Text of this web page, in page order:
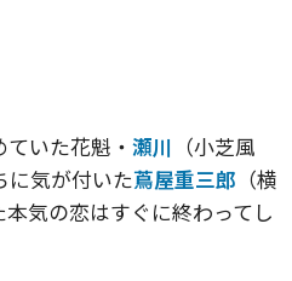
いた花魁・ 瀬川 （小芝風
に気が付いた蔦屋重三郎 （横
気の恋はすぐに終わってし